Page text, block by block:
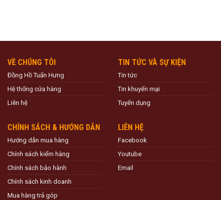
VỀ CHÚNG TÔI
Đồng Hồ Tuấn Hưng
Hệ thống cửa hàng
Liên hệ
TIN TỨC VÀ SỰ KIỆN
Tin tức
Tin khuyến mại
Tuyển dụng
CHÍNH SÁCH & HƯỚNG DẪN
Hướng dẫn mua hàng
Chính sách kiểm hàng
Chính sách bảo hành
Chính sách kinh doanh
Mua hàng trả góp
LIÊN HỆ
Facebook
Youtube
Email